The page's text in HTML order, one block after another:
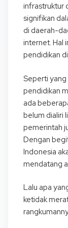
infrastruktur
signifikan
di daerah-
internet. Hal
pendidikan
Seperti
pendidikan
ada
belum dialiri
pemerintah
Dengan
Indonesia
mendatang
Lalu apa
ketidak